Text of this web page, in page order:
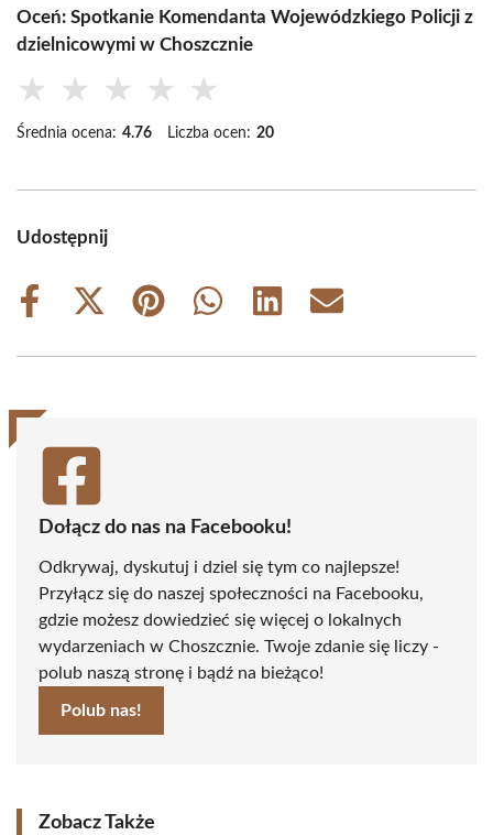
Oceń: Spotkanie Komendanta Wojewódzkiego Policji z
dzielnicowymi w Choszcznie
★ ★ ★ ★ ★
Średnia ocena: 4.76 Liczba ocen: 20
Udostępnij
Share
Share
(Twitter)
Share
Share
Share
Share
Dołącz do nas na Facebooku!
Odkrywaj, dyskutuj i dziel się tym co najlepsze!
Przyłącz się do naszej społeczności na Facebooku,
gdzie możesz dowiedzieć się więcej o lokalnych
wydarzeniach w Choszcznie. Twoje zdanie się liczy -
polub naszą stronę i bądź na bieżąco!
Polub nas!
Zobacz Także